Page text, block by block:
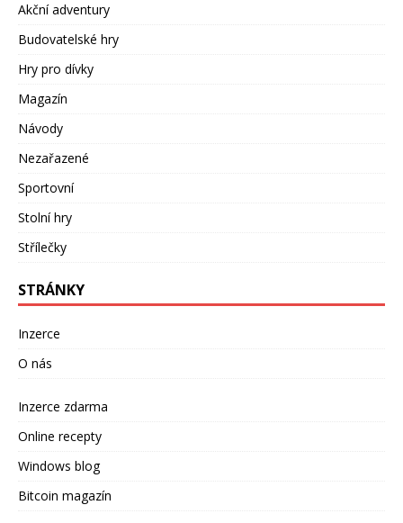
Akční adventury
Budovatelské hry
Hry pro dívky
Magazín
Návody
Nezařazené
Sportovní
Stolní hry
Střílečky
STRÁNKY
Inzerce
O nás
Inzerce zdarma
Online recepty
Windows blog
Bitcoin magazín